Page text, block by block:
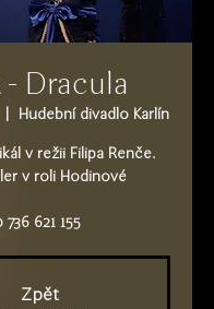
- Dracula
Hudební divadlo Karlín
v režii Filipa Renče.
v roli Hodinové
621 155
Zpět